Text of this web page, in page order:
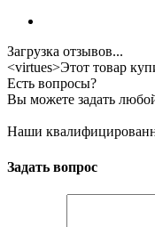
Загрузка отзывов...
<virtues>Этот товар
Есть вопросы?
Вы можете задать
Наши
Задать вопрос